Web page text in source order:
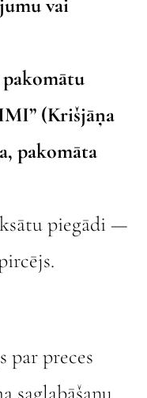
vai
(Krišjāņa
pakomāta
piegādi —
par preces
saglabāšanu